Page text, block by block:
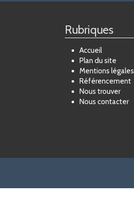
Rubriques
Accueil
Plan du site
Mentions légales
Référencement
Nous trouver
Nous contacter